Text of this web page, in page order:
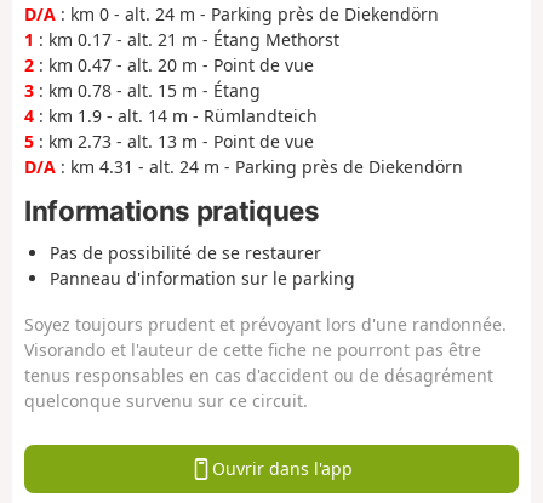
D/A : km 0 - alt. 24 m - Parking près de Diekendörn
1 : km 0.17 - alt. 21 m - Étang Methorst
2 : km 0.47 - alt. 20 m - Point de vue
3 : km 0.78 - alt. 15 m - Étang
4 : km 1.9 - alt. 14 m - Rümlandteich
5 : km 2.73 - alt. 13 m - Point de vue
D/A : km 4.31 - alt. 24 m - Parking près de Diekendörn
Informations pratiques
Pas de possibilité de se restaurer
Panneau d'information sur le parking
Soyez toujours prudent et prévoyant lors d'une randonnée.
Visorando et l'auteur de cette fiche ne pourront pas être
tenus responsables en cas d'accident ou de désagrément
quelconque survenu sur ce circuit.
Ouvrir dans l'app